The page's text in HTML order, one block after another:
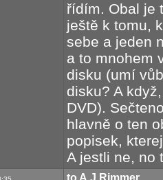
řídím. Obal je
ještě k tomu,
sebe a jeden
a to mnohem
disku (umí
disku? A
DVD).
hlavně o ten
popisek,
A jestli ne, no
to A.J.Rimmer